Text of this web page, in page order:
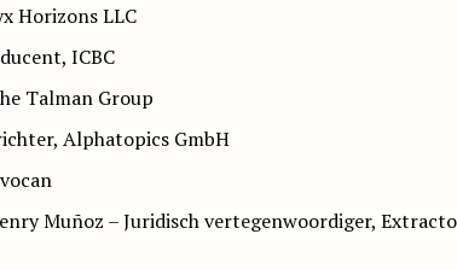
Horizons LLC
ICBC
Talman Group
Alphatopics GmbH
Muñoz – Juridisch vertegenwoordiger,